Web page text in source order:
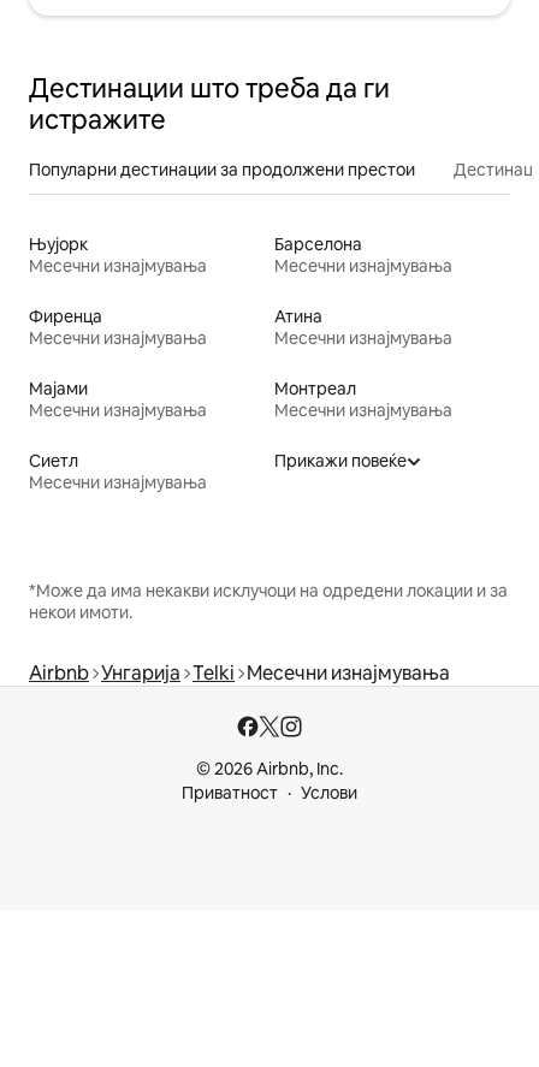
Дестинации што треба да ги
истражите
Популарни дестинации за продолжени престои
Њујорк
Месечни изнајмувања
Барселона
Месечни изнајмувања
Фиренца
Месечни изнајмувања
Атина
Месечни изнајмувања
Мајами
Месечни изнајмувања
Монтреал
Месечни изнајмувања
Сиетл
Месечни изнајмувања
Прикажи повеќе
*Може да има некакви исклучоци на одредени локации и за
некои имоти.
Airbnb Унгарија Telki Месечни изнајмувања
© 2026 Airbnb, Inc.
Приватност
Услови